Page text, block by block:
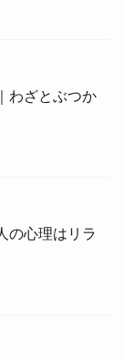
わざとぶつか
の心理はリラ